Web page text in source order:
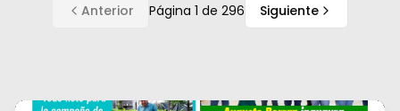
Anterior Página 1 de 296 Siguiente